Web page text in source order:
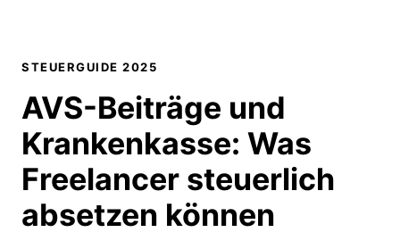
STEUERGUIDE 2025
AVS-Beiträge und
Krankenkasse: Was
Freelancer steuerlich
absetzen können